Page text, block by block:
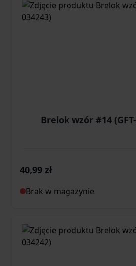
Brelok wzór #14
40,99 zł
Brak w magazynie